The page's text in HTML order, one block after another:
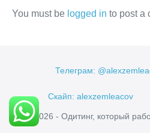
You must be logged in to post a
Телеграм:
Скайп: alexzemleacov
© 2026 - Одитинг, который